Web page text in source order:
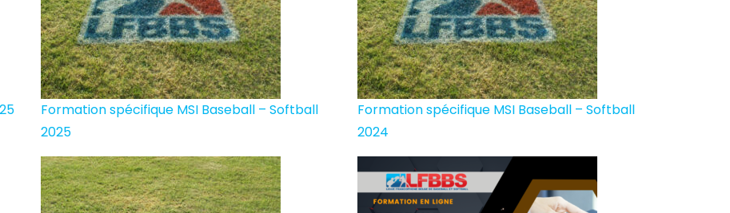
Formation spécifique MSI Baseball – Softball
2025
Formation spécifique MSI Baseball – Softball
2024